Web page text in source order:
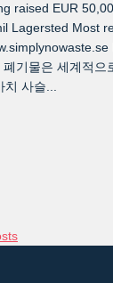
raised EUR
Lagersted Most
기물은 세계적으
사슬...